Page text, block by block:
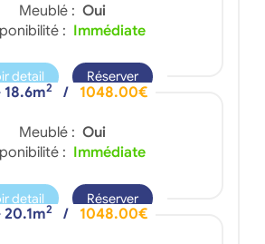
Meublé : Oui
: Immédiate
detail Réserver
18.6m2 / 1048.00€
Meublé : Oui
: Immédiate
detail Réserver
20.1m2 / 1048.00€